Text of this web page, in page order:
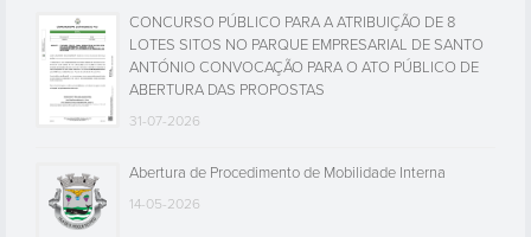
CONCURSO PÚBLICO PARA A ATRIBUIÇÃO DE 8
LOTES SITOS NO PARQUE EMPRESARIAL DE SANTO
ANTÓNIO CONVOCAÇÃO PARA O ATO PÚBLICO DE
ABERTURA DAS PROPOSTAS
31-07-2026
Abertura de Procedimento de Mobilidade Interna
14-05-2026